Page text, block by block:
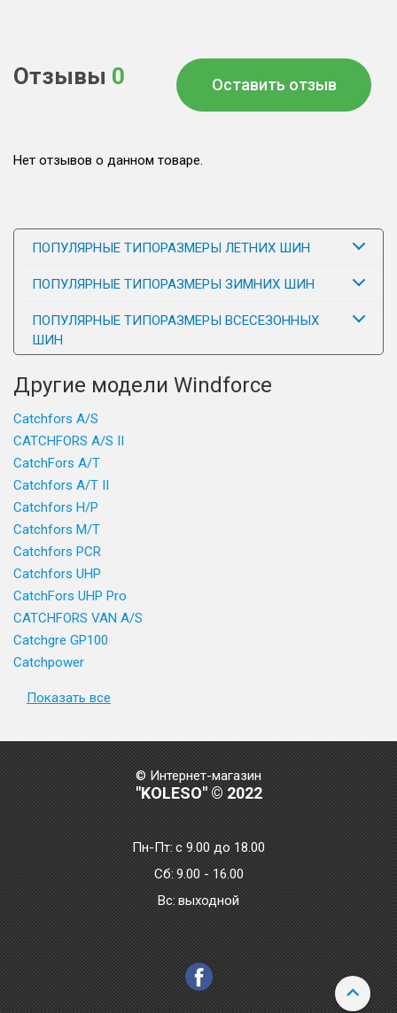
Отзывы 0 Оставить отзыв
Нет отзывов о данном товаре.
ПОПУЛЯРНЫЕ ТИПОРАЗМЕРЫ ЛЕТНИХ ШИН
ПОПУЛЯРНЫЕ ТИПОРАЗМЕРЫ ЗИМНИХ ШИН
ПОПУЛЯРНЫЕ ТИПОРАЗМЕРЫ ВСЕСЕЗОННЫХ
ШИН
Другие модели Windforce
Catchfors A/S
CATCHFORS A/S II
CatchFors A/T
Catchfors A/T II
Catchfors H/P
Catchfors M/T
Catchfors PCR
Catchfors UHP
CatchFors UHP Pro
CATCHFORS VAN A/S
Catchgre GP100
Catchpower
Показать все
© Интернет-магазин
"KOLESO" © 2022
Пн-Пт:с 9.00 до 18.00
Сб: 9.00 - 16.00
Bc: выходной